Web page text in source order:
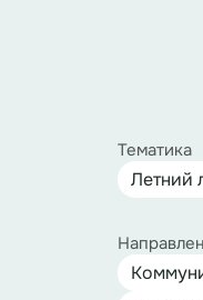
Тематика
Летний